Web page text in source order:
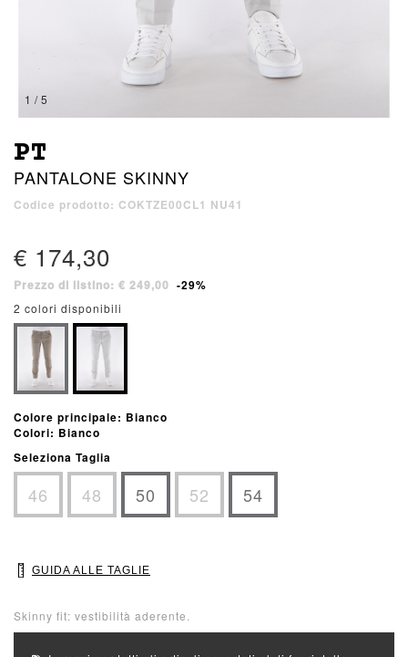
1 / 5
PT
PANTALONE SKINNY
Codice prodotto: COKTZE00CL1 NU41
€ 174,30
Prezzo di listino: € 249,00 -29%
2 colori disponibili
Colore principale: Bianco
Colori: Bianco
Seleziona Taglia
46 48 50 52 54
GUIDA ALLE TAGLIE
Skinny fit: vestibilità aderente.